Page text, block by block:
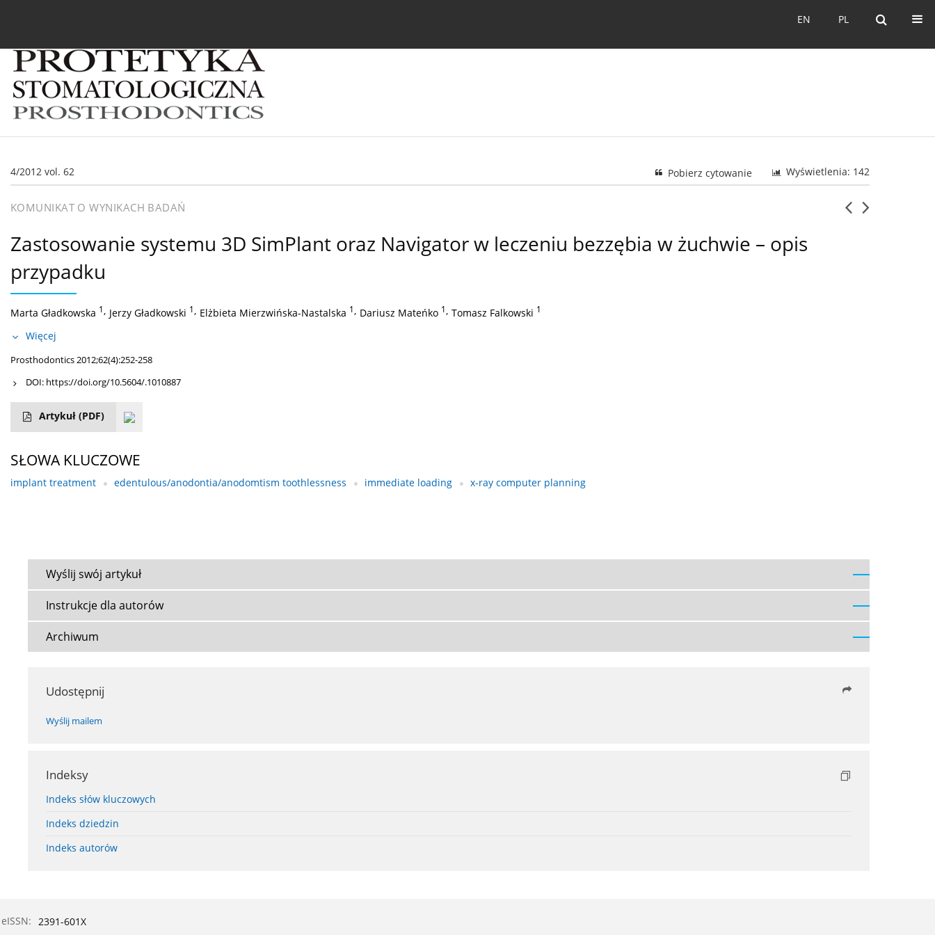
PL
EN PL
EN
4/2012 vol. 62 Wyświetlenia: 142
Pobierz cytowanie
KOMUNIKAT O WYNIKACH BADAŃ
Zastosowanie systemu 3D SimPlant oraz Navigator w leczeniu bezzębia w żuchwie – opis
przypadku
Marta Gładkowska 1, Jerzy Gładkowski 1, Elżbieta Mierzwińska-Nastalska 1, Dariusz Mateńko 1, Tomasz Falkowski 1
Więcej
Prosthodontics 2012;62(4):252-258
DOI: https://doi.org/10.5604/.1010887
Artykuł (PDF)
SŁOWA KLUCZOWE
implant treatment edentulous/anodontia/anodomtism toothlessness immediate loading x-ray computer planning
Wyślij swój artykuł
Instrukcje dla autorów
Archiwum
Udostępnij
Wyślij mailem
Indeksy
Indeks słów kluczowych
Indeks dziedzin
Indeks autorów
eISSN: 2391-601X